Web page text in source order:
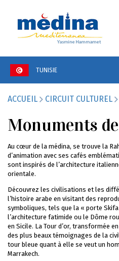
TUNISIE
ACCUEIL CIRCUIT CULTUREL
Monuments
Au cœur de la médina, se trouve la
d’animation avec ses cafés
sont inspirés de l’architecture
orientale.
Découvrez les civilisations et les
l’histoire arabe en visitant des
symboliques, tels que la « porte
l’architecture fatimide ou le Dôme
en Sicile. La Tour d’or, transformée
des plus beaux témoignages de la
tour bleue quant à elle se veut un
Marrakech.